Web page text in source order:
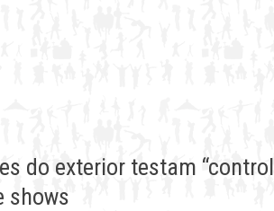
do exterior testam
shows